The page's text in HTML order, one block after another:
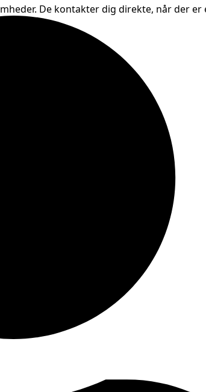
De kontakter dig direkte, når der er